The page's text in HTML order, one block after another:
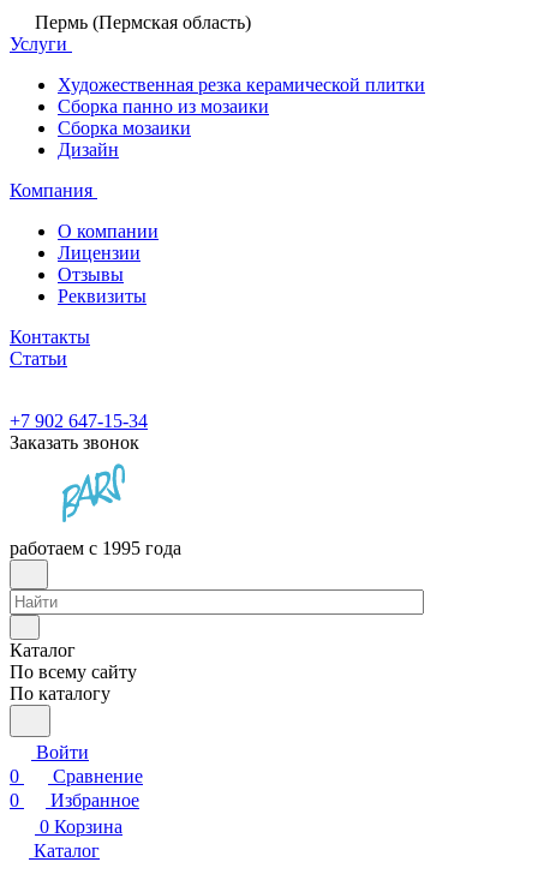
Пермь (Пермская область)
Услуги
Художественная резка керамической плитки
Сборка панно из мозаики
Сборка мозаики
Дизайн
Компания
О компании
Лицензии
Отзывы
Реквизиты
Контакты
Статьи
+7 902 647-15-34
Заказать звонок
работаем с 1995 года
Каталог
По всему сайту
По каталогу
Войти
0
Сравнение
0
Избранное
0 Корзина
Каталог